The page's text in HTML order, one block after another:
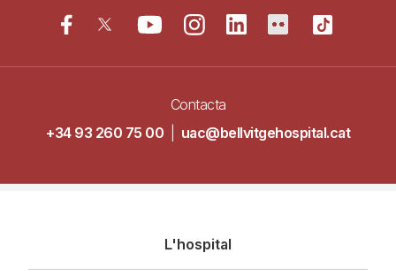
Contacta
+34 93 260 75 00
uac@bellvitgehospital.cat
principal
L'hospital